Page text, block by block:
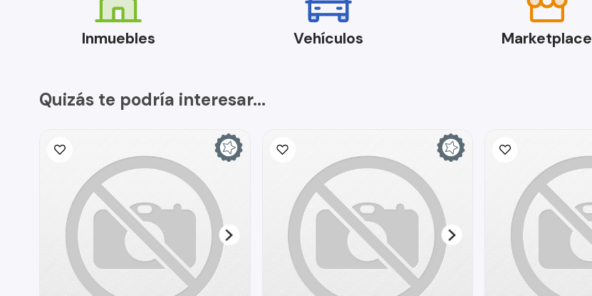
Inmuebles Vehículos Marketplace
Quizás te podría interesar...